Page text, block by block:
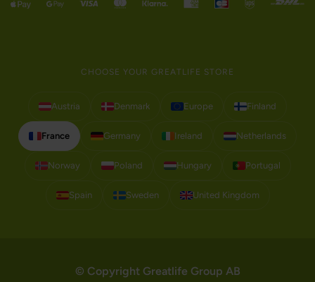
CHOOSE YOUR GREATLIFE STORE
Austria Denmark Europe Finland
France Germany Ireland Netherlands
Norway Poland Hungary Portugal
Spain Sweden United Kingdom
© Copyright Greatlife Group AB